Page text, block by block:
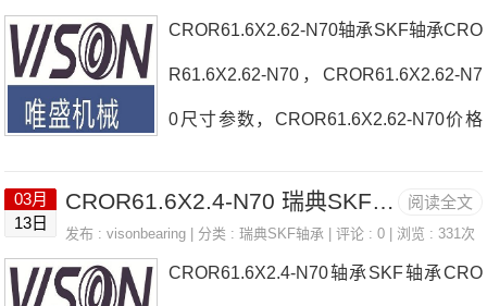
CROR61.6X2.62-N70轴承SKF轴承CRO
R61.6X2.62-N70，CROR61.6X2.62-N7
0尺寸参数，CROR61.6X2.62-N70价格
请与客服人员咨询CROR61.6X2.62-N70
阅读全文
03月
13日
CROR61.6X2.4-N70 瑞典SKF轴承 FC20S
发布 :visonbearing | 分类 :瑞典SKF轴承 | 评论 : 0 | 浏览 : 331次
CROR61.6X2.4-N70轴承SKF轴承CRO